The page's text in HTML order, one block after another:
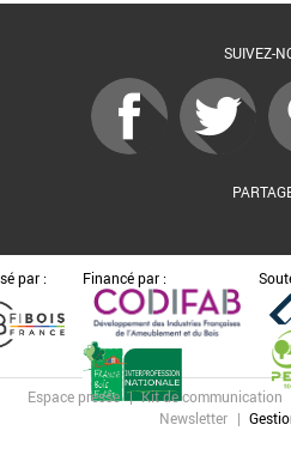
SUIVEZ-
par : Financé par :
Espace presse Kit de communication
Newsletter